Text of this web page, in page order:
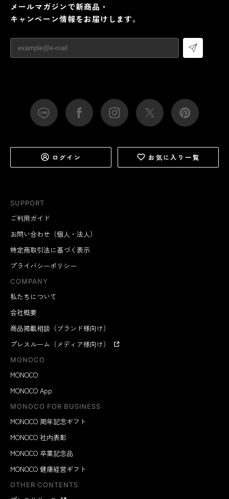
SUPPORT
ご利用ガイド
お問い合わせ（個人・法人）
特定商取引法に基づく表示
プライバシーポリシー
COMPANY
私たちについて
会社概要
商品掲載相談（ブランド様向け）
プレスルーム（メディア様向け）
MONOCO
MONOCO
MONOCO App
MONOCO FOR BUSINESS
MONOCO 周年記念ギフト
MONOCO 社内表彰
MONOCO 卒業記念品
MONOCO 健康経営ギフト
OTHER CONTENTS
メールマガジンで新商品・
キャンペーン情報をお届けします。
ログイン お気に入り一覧